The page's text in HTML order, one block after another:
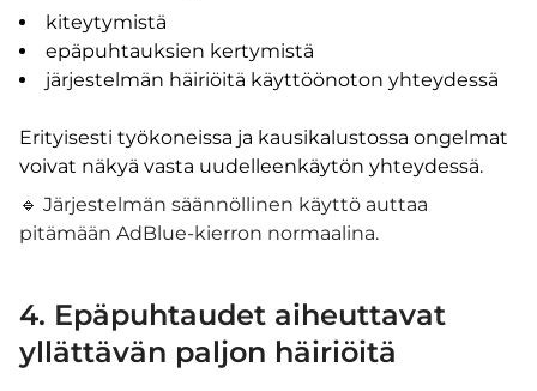
kiteytymistä
epäpuhtauksien kertymistä
järjestelmän häiriöitä käyttöönoton yhteydessä
Erityisesti työkoneissa ja kausikalustossa ongelmat
voivat näkyä vasta uudelleenkäytön yhteydessä.
🔹 Järjestelmän säännöllinen käyttö auttaa
pitämään AdBlue-kierron normaalina.
4. Epäpuhtaudet aiheuttavat
yllättävän paljon häiriöitä